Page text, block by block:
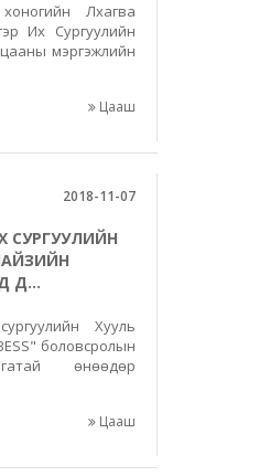
Лхагва
Их Сургуулийн
мэргэжлийн
Цааш
2018-11-07
СУРГУУЛИЙН
Д...
Хууль
боловсролын
өнөөдөр
Цааш